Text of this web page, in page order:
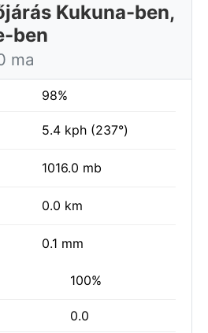
Kukuna-ben,
ben
ma
98%
5.4 kph (237°)
1016.0 mb
0.0 km
0.1 mm
100%
0.0